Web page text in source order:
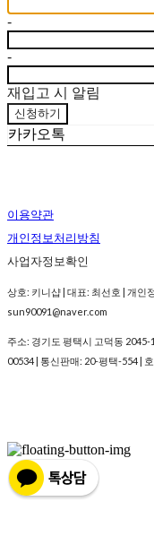
-
-
재입고 시 알림
신청하기
카카오톡
이용약관
개인정보처리방침
사업자정보확인
상호: 키니샵 | 대표: 최선호 | 개인
sun90091@naver.com
주소: 경기도 평택시 고덕동
00534 | 통신판매: 20-평택-554 |